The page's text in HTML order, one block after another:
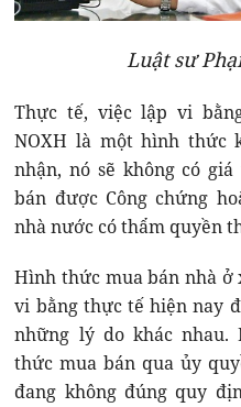
Luật sư
Thực tế, việc lập vi
NOXH là một hình thức
nhận, nó sẽ không có
bán được Công chứng
nhà nước có thẩm quyền
Hình thức mua bán nhà ở
vi bằng thực tế hiện nay
những lý do khác nhau.
thức mua bán qua ủy
đang không đúng quy